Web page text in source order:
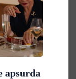
apsurda